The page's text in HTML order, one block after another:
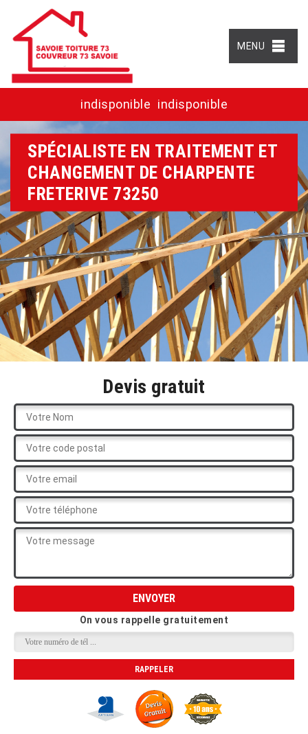
MENU
indisponible indisponible
SPÉCIALISTE EN TRAITEMENT ET
CHANGEMENT DE CHARPENTE
FRETERIVE 73250
Devis gratuit
On vous rappelle gratuitement